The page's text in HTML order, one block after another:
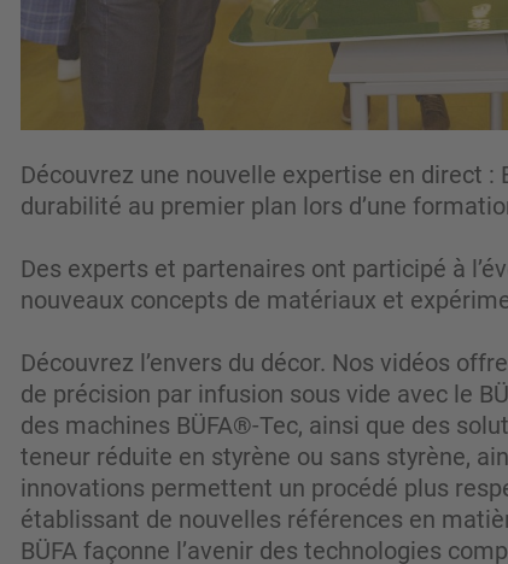
Découvrez une nouvelle expertise en direct :
durabilité au premier plan lors d’une
Des experts et partenaires ont participé à
nouveaux concepts de matériaux et
Découvrez l’envers du décor. Nos vidéos
de précision par infusion sous vide avec le
des machines BÜFA®-Tec, ainsi que des
teneur réduite en styrène ou sans styrène,
innovations permettent un procédé plus
établissant de nouvelles références en
BÜFA façonne l’avenir des technologies